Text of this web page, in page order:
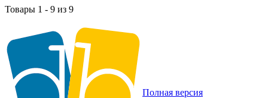
Товары 1 - 9 из 9
Полная версия